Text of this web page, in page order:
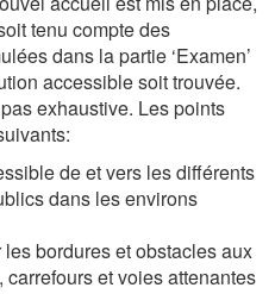
tenu compte des
dans la partie ‘Examen’
accessible soit trouvée.
exhaustive. Les points
de et vers les différents
dans les environs
bordures et obstacles aux
et voies attenantes